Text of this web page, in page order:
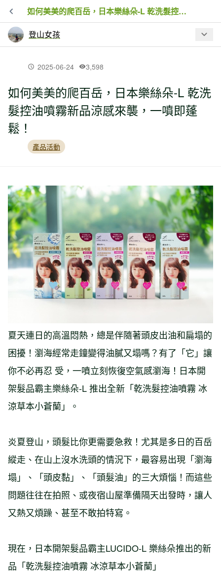
如何美美的爬百岳，日本樂絲朵-L 乾洗髮控油噴霧新品涼感來襲，一噴即蓬鬆！
登山女孩
最新文章
【品牌動態】體感直逼40度有解！
Columbia快乾涼感科技雙重防護接招艷
夏！
【產品活動】順天堂藥廠80週年，攜手
白沙屯媽祖進香第11年同行，以初心守
護香燈腳身心健康！
2025-06-24 3,598
如何美美的爬百岳，日本樂絲朵-L 乾洗
髮控油噴霧新品涼感來襲，一噴即蓬
鬆！
產品活動
夏天連日的高溫悶熱，總是伴隨著頭皮出油和扁塌的
困擾！瀏海經常走鐘變得油膩又塌嗎？有了「它」讓
你不必再忍 受，一噴立刻恢復空氣感瀏海！日本開
架髮品霸主樂絲朵-L 推出全新「乾洗髮控油噴霧 冰
涼草本小蒼蘭」。
炎夏登山，頭髮比你更需要急救！尤其是多日的百岳
縱走、在山上沒水洗頭的情況下，最容易出現「瀏海
塌」、「頭皮黏」、「頭髮油」的三大煩惱！而這些
問題往往在拍照、或夜宿山屋準備隔天出發時，讓人
又熱又煩躁、甚至不敢拍特寫。
現在，日本開架髮品霸主LUCIDO-L 樂絲朵推出的新
品「乾洗髮控油噴霧 冰涼草本小蒼蘭」